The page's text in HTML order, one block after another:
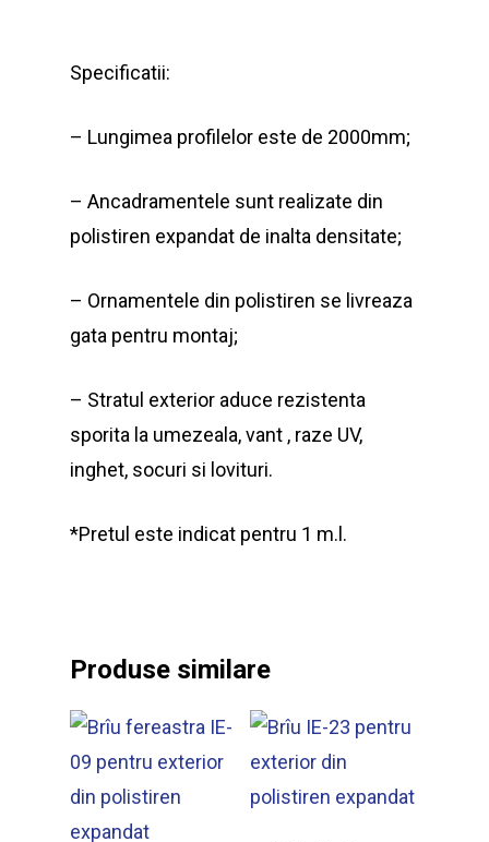
Specificatii:
– Lungimea profilelor este de 2000mm;
– Ancadramentele sunt realizate din
polistiren expandat de inalta densitate;
– Ornamentele din polistiren se livreaza
gata pentru montaj;
– Stratul exterior aduce rezistenta
sporita la umezeala, vant , raze UV,
inghet, socuri si lovituri.
*Pretul este indicat pentru 1 m.l.
Produse similare